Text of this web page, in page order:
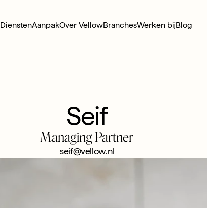
Seif
Managing Partner
seif@vellow.nl
DienstenAanpakOver VellowBranchesWerken bijBlog